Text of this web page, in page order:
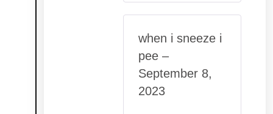
when i sneeze i
pee –
September 8,
2023